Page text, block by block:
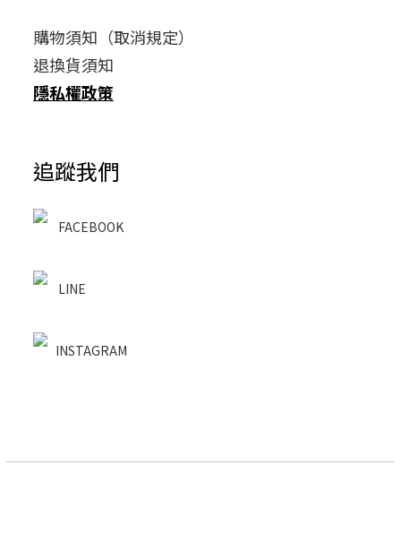
購物須知（取消規定）
退換貨須知
隱私權政策
追蹤我們
FACEBOOK
LINE
INSTAGRAM